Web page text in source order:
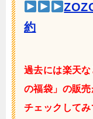
約
過去には楽天な
の福袋」の販売
チェックしてみ